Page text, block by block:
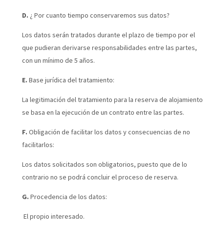
D. ¿ Por cuanto tiempo conservaremos sus datos?
Los datos serán tratados durante el plazo de tiempo por el
que pudieran derivarse responsabilidades entre las partes,
con un mínimo de 5 años.
E. Base jurídica del tratamiento:
La legitimación del tratamiento para la reserva de alojamiento
se basa en la ejecución de un contrato entre las partes.
F. Obligación de facilitar los datos y consecuencias de no
facilitarlos:
Los datos solicitados son obligatorios, puesto que de lo
contrario no se podrá concluir el proceso de reserva.
G. Procedencia de los datos:
El propio interesado.